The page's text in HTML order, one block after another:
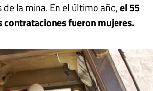
la mina. En el último año,el 55
contrataciones fueron mujeres.